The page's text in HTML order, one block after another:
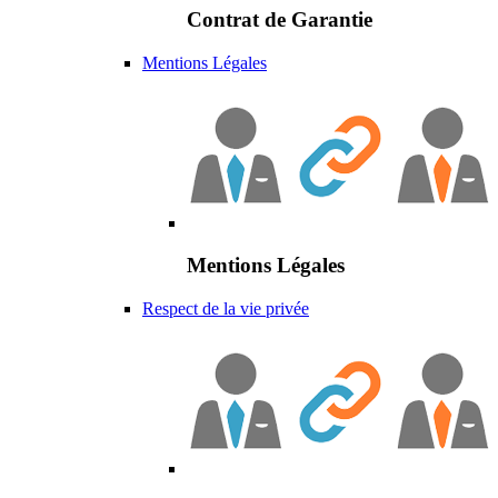
Contrat de Garantie
Mentions Légales
Mentions Légales
Respect de la vie privée